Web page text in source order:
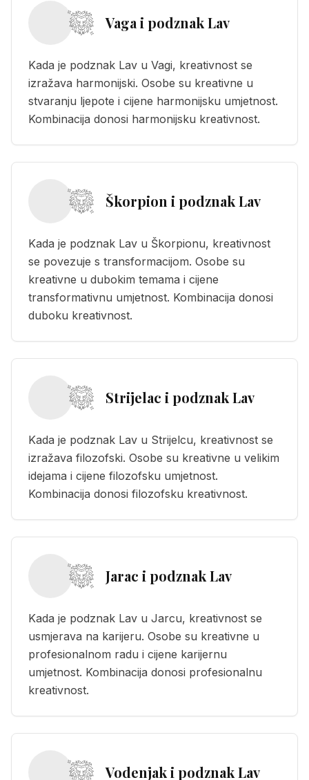
Vaga i podznak Lav
Kada je podznak Lav u Vagi, kreativnost se
izražava harmonijski. Osobe su kreativne u
stvaranju ljepote i cijene harmonijsku umjetnost.
Kombinacija donosi harmonijsku kreativnost.
Škorpion i podznak Lav
Kada je podznak Lav u Škorpionu, kreativnost
se povezuje s transformacijom. Osobe su
kreativne u dubokim temama i cijene
transformativnu umjetnost. Kombinacija donosi
duboku kreativnost.
Strijelac i podznak Lav
Kada je podznak Lav u Strijelcu, kreativnost se
izražava filozofski. Osobe su kreativne u velikim
idejama i cijene filozofsku umjetnost.
Kombinacija donosi filozofsku kreativnost.
Jarac i podznak Lav
Kada je podznak Lav u Jarcu, kreativnost se
usmjerava na karijeru. Osobe su kreativne u
profesionalnom radu i cijene karijernu
umjetnost. Kombinacija donosi profesionalnu
kreativnost.
Vodenjak i podznak Lav